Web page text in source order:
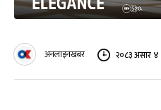
अनलाइनखबर २०८३ असार